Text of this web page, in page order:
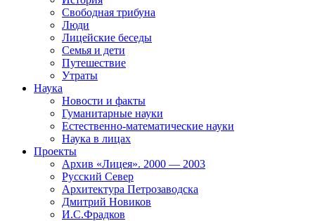
Свободная трибуна
Люди
Лицейские беседы
Семья и дети
Путешествие
Утраты
Наука
Новости и факты
Гуманитарные науки
Естественно-математические науки
Наука в лицах
Проекты
Архив «Лицея». 2000 — 2003
Русский Север
Архитектура Петрозаводска
Дмитрий Новиков
И.С.Фрадков